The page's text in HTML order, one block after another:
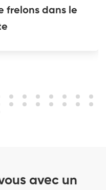
frelons dans le
avec un